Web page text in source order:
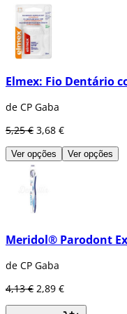
Elmex: Fio Dentário
de CP Gaba
5,25 € 3,68 €
Ver opções Ver opções
Meridol® Parodont
de CP Gaba
4,13 € 2,89 €